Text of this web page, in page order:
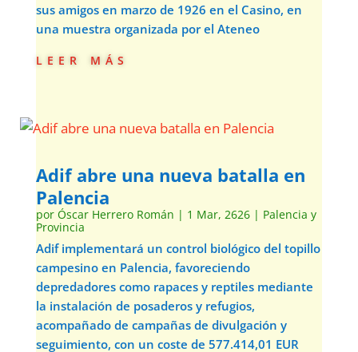
sus amigos en marzo de 1926 en el Casino, en
una muestra organizada por el Ateneo
leer más
Adif abre una nueva batalla en
Palencia
por Óscar Herrero Román | 1 Mar, 2626| Palencia y
Provincia
Adif implementará un control biológico del topillo
campesino en Palencia, favoreciendo
depredadores como rapaces y reptiles mediante
la instalación de posaderos y refugios,
acompañado de campañas de divulgación y
seguimiento, con un coste de 577.414,01 EUR